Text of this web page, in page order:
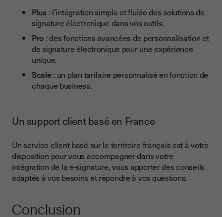
Plus: l’intégration simple et fluide des solutions de
signature électronique dans vos outils.
Pro : des fonctions avancées de personnalisation et
de signature électronique pour une expérience
unique.
Scale: un plan tarifaire personnalisé en fonction de
chaque business.
Un support client basé en France
Un service client basé sur le territoire français est à votre
disposition pour vous accompagner dans votre
intégration de la e-signature, vous apporter des conseils
adaptés à vos besoins et répondre à vos questions.
Conclusion